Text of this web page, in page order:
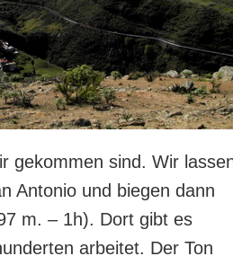
gekommen sind. Wir
Antonio und biegen dann
m. – 1h). Dort gibt es
arbeitet. Der Ton